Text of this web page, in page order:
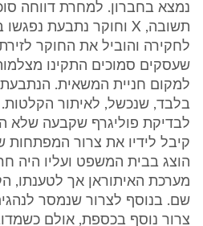
נמצא בחברון. למחרת דווחה
לחקירה והוביל את החוקר
שעסקים סמוכים התקינו
למקום חניית המשאית.
לבדיקת פוליגרף שקבעה שלא
הוצג בבית המשפט ועליו היה
מערכת האיתוראן אך לטענתו,
שם. בנוסף לצרור שנמסר
צרור נוסף בכספת, אולם